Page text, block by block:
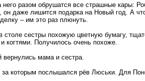
разом обрушатся все страшные кары:
он даже лишится подарка на Новый год. А
– им это раз плюнуть.
сестры похожую цветную бумагу,
когтями. Получилось очень похоже.
мама и сестра.
за которым послышался рёв Люськи. Для